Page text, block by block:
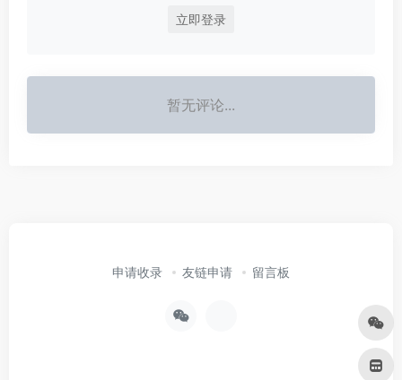
立即登录
暂无评论...
申请收录 友链申请 留言板